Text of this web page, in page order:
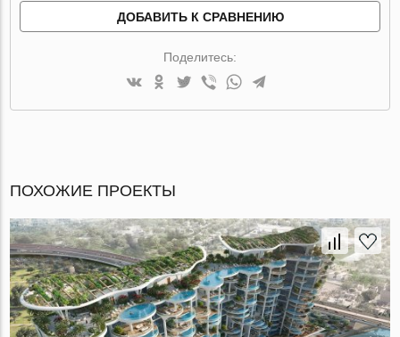
ДОБАВИТЬ К СРАВНЕНИЮ
Поделитесь:
ПОХОЖИЕ ПРОЕКТЫ